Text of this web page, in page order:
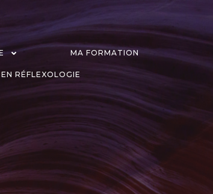
MA FORMATION
RÉFLEXOLOGIE